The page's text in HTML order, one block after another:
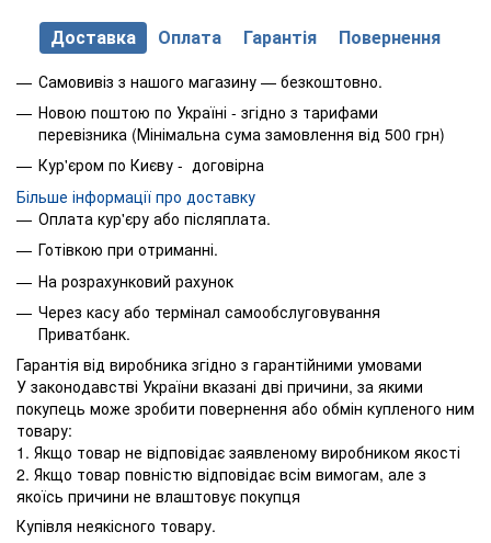
Доставка Оплата Гарантія Повернення
Самовивіз з нашого магазину — безкоштовно.
Новою поштою по Україні - згідно з тарифами
перевізника (Мінімальна сума замовлення від 500 грн)
Кур'єром по Києву - договірна
Більше інформації про доставку
Оплата кур'єру або післяплата.
Готівкою при отриманні.
На розрахунковий рахунок
Через касу або термінал самообслуговування
Приватбанк.
Гарантія від виробника згідно з гарантійними умовами
У законодавстві України вказані дві причини, за якими
покупець може зробити повернення або обмін купленого ним
товару:
1. Якщо товар не відповідає заявленому виробником якості
2. Якщо товар повністю відповідає всім вимогам, але з
якоїсь причини не влаштовує покупця
Купівля неякісного товару.